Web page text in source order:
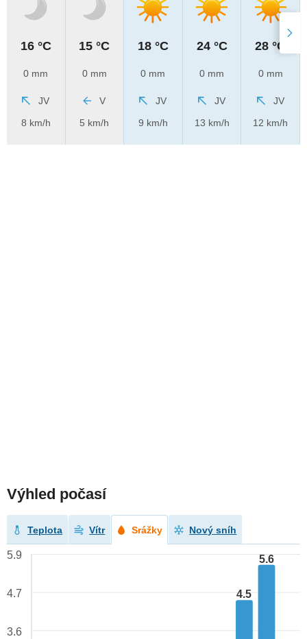
16 °C
0 mm
JV
8 km/h
15 °C
0 mm
V
5 km/h
18 °C
0 mm
JV
9 km/h
24 °C
0 mm
JV
13 km/h
28 °C
0 mm
JV
12 km/h
Výhled počasí
Teplota Vítr Srážky Nový sníh
4.5
5.6
5.9
4.7
3.6